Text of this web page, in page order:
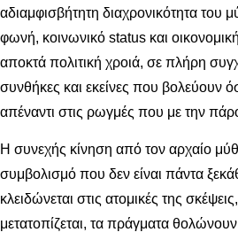
αδιαμφισβήτητη διαχρονικότητα του
φωνή, κοινωνικό status και
αποκτά πολιτική χροιά, σε πλήρη
συνθήκες και εκείνες που βολεύουν
απέναντι στις ρωγμές που με την
Η συνεχής κίνηση από τον αρχαίο
συμβολισμό που δεν είναι πάντα
κλειδώνεται στις ατομικές της
μετατοπίζεται, τα πράγματα